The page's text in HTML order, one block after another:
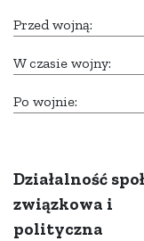
Przed wojną:
W czasie wojny:
Po wojnie:
Działalność
związkowa i
polityczna